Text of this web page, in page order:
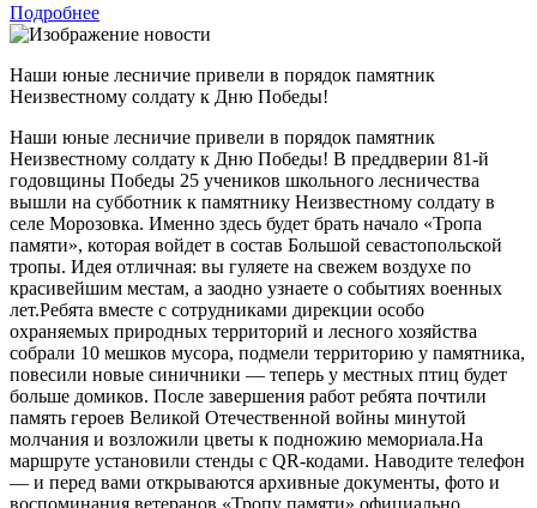
Подробнее
Наши юные лесничие привели в порядок памятник
Неизвестному солдату к Дню Победы!
Наши юные лесничие привели в порядок памятник
Неизвестному солдату к Дню Победы! В преддверии 81-й
годовщины Победы 25 учеников школьного лесничества
вышли на субботник к памятнику Неизвестному солдату в
селе Морозовка. Именно здесь будет брать начало «Тропа
памяти», которая войдет в состав Большой севастопольской
тропы. Идея отличная: вы гуляете на свежем воздухе по
красивейшим местам, а заодно узнаете о событиях военных
лет.Ребята вместе с сотрудниками дирекции особо
охраняемых природных территорий и лесного хозяйства
собрали 10 мешков мусора, подмели территорию у памятника,
повесили новые синичники — теперь у местных птиц будет
больше домиков. После завершения работ ребята почтили
память героев Великой Отечественной войны минутой
молчания и возложили цветы к подножию мемориала.На
маршруте установили стенды с QR-кодами. Наводите телефон
— и перед вами открываются архивные документы, фото и
воспоминания ветеранов.«Тропу памяти» официально